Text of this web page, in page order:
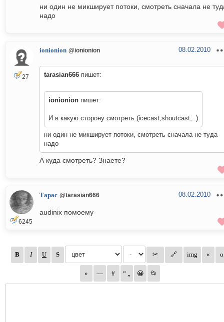
ни один не микширует потоки, смотреть сначала не
надо
27
ionionion @ionionion 08.02.2010
tarasian666 пишет:
ionionion пишет:
И в какую сторону смотреть.(icecast,shoutcast,..)
ни один не микширует потоки, смотреть сначала не туда
надо
А куда смотреть? Знаете?
6245
Тарас @tarasian666 08.02.2010
audinix помоему